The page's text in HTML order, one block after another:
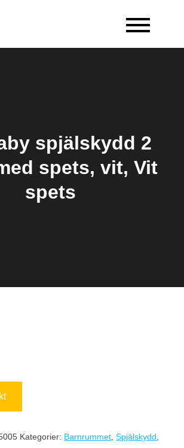
spjälskydd 2
spets, vit, Vit
spets
Kategorier: Barnrummet ,Spjälskydd